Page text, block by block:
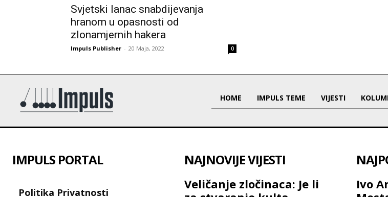
Svjetski lanac snabdijevanja
hranom u opasnosti od
zlonamjernih hakera
Impuls Publisher - 20 Maja, 2022 0
HOME IMPULS TEME VIJESTI
IMPULS PORTAL
Politika Privatnosti
NAJNOVIJE VIJESTI
Veličanje zločinaca: Je li
Ivo